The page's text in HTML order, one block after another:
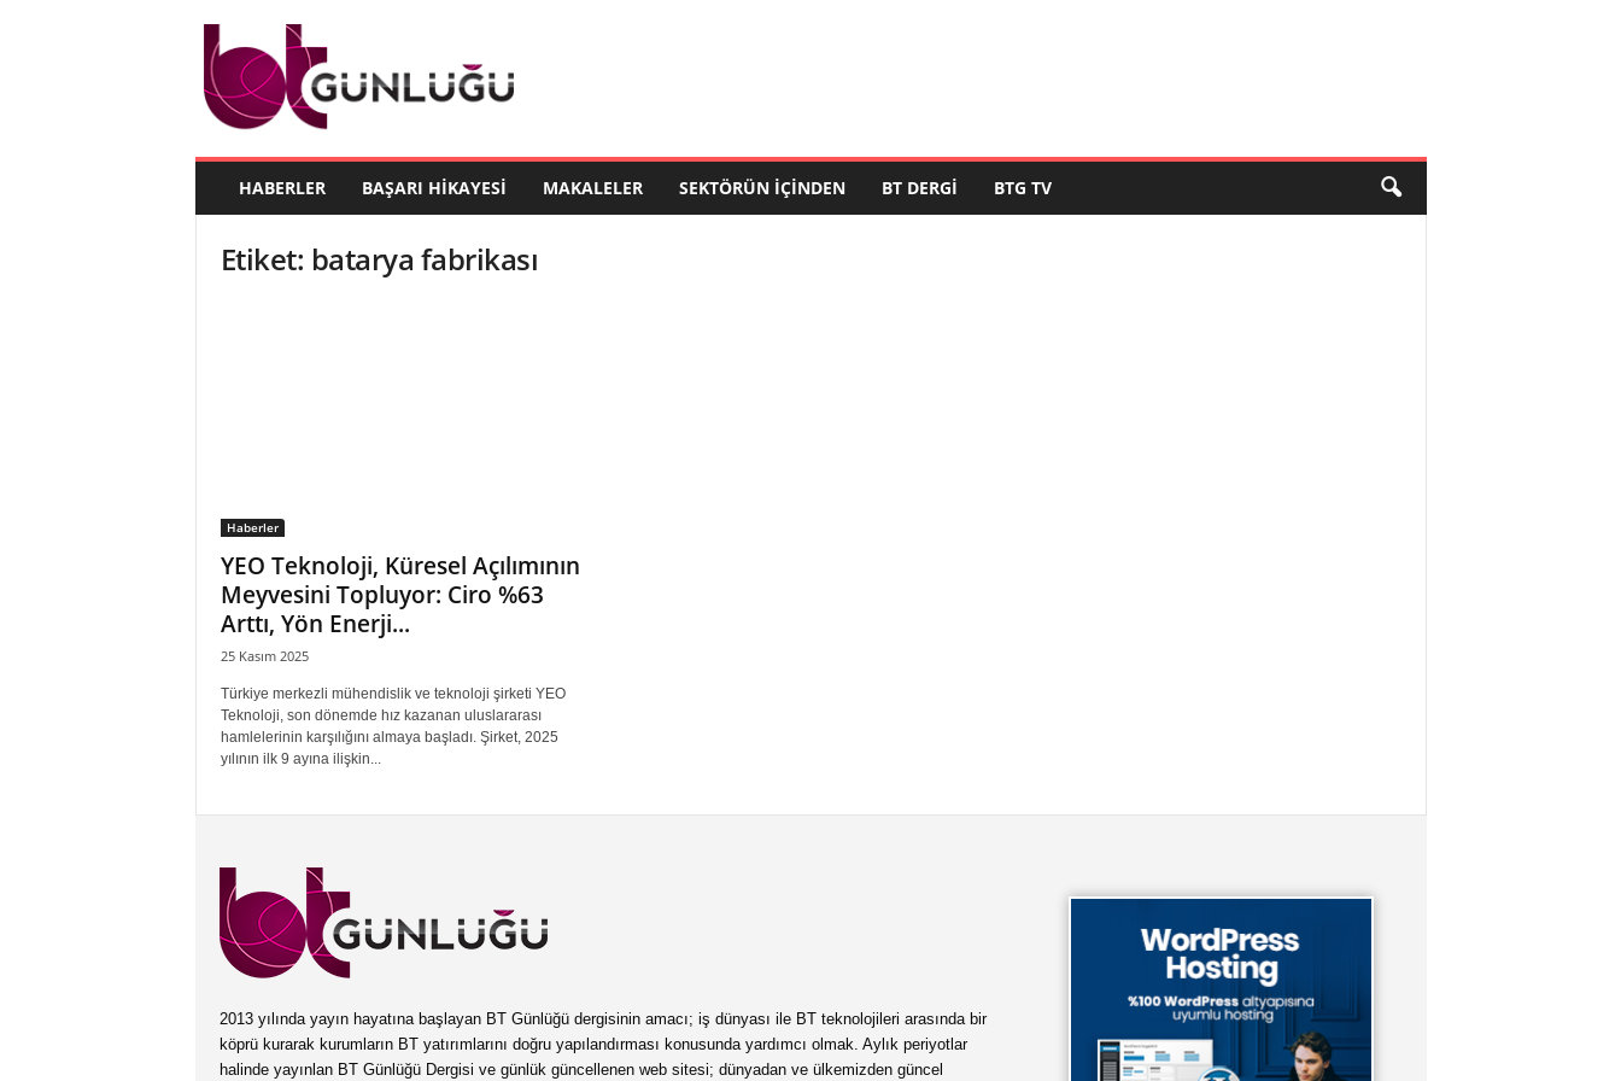
B
HABERLER BAŞARI HIKAYESI MAKALELER SEKTÖRÜN İÇINDEN BT DERGI BTG TV
Etiket: batarya fabrikası
Haberler
YEO Teknoloji, Küresel Açılımının
Meyvesini Topluyor: Ciro %63
Arttı, Yön Enerji...
25 Kasım 2025
Türkiye merkezli mühendislik ve teknoloji şirketi YEO
Teknoloji, son dönemde hız kazanan uluslararası
hamlelerinin karşılığını almaya başladı. Şirket, 2025
yılının ilk 9 ayına ilişkin...
2013 yılında yayın hayatına başlayan BT Günlüğü dergisinin amacı; iş dünyası ile BT teknolojileri arasında bir
köprü kurarak kurumların BT yatırımlarını doğru yapılandırması konusunda yardımcı olmak. Aylık periyotlar
halinde yayınlan BT Günlüğü Dergisi ve günlük güncellenen web sitesi; dünyadan ve ülkemizden güncel